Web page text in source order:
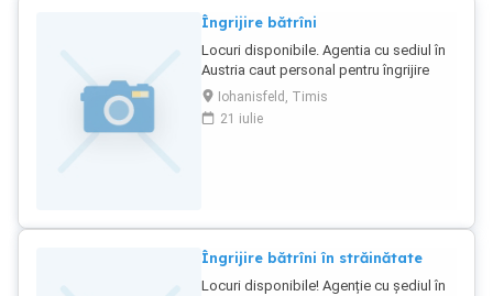
Îngrijire bătrîni
Locuri disponibile. Agentia cu sediul în
Austria caut personal pentru îngrijire
bătrîni la domiciliu. Cerințe:limba
germană la nivel mediu. Salarul: de la
2000 euro pe lună+asigurarea +bani de
Iohanisfeld, Timis
21 iulie
Îngrijire bătrîni în străinătate
Locuri disponibile! Agenție cu şediul în